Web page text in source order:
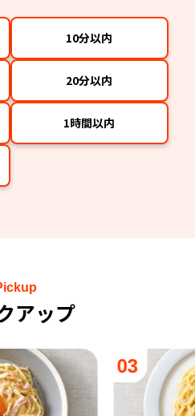
10分以内
20分以内
1時間以内
アップ
03